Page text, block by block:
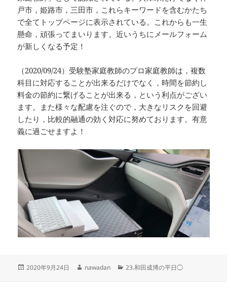
戸市，姫路市，三田市，これらキーワードを含むかたち
で全てトップページに表示されている。これからも一生
懸命，頑張ってまいります。近いうちにメールフォーム
が新しくなる予定！
（2020/09/24）受験塾家庭教師のプロ家庭教師は，複数
科目に対応することが出来るだけでなく，時間を節約し
料金の節約に繋げることが出来る，という利点がござい
ます。また様々な配慮を注ぐので，大きなリスクを回避
したり，比較的融通の効く対応に努めております。有意
義に過ごせますよ！
投
2020年9月24日
作
nawadan
カ
23.和田成博の平日◯